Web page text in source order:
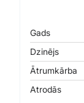
Gads
Dzinējs
Ātrumkārba
Atrodās